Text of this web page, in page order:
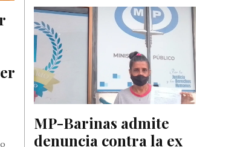
MP-Barinas admite
denuncia contra la ex